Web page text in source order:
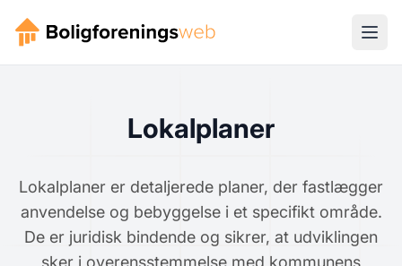
Lokalplaner
Lokalplaner er detaljerede planer, der fastlægger
anvendelse og bebyggelse i et specifikt område.
De er juridisk bindende og sikrer, at udviklingen
sker i overensstemmelse med kommunens